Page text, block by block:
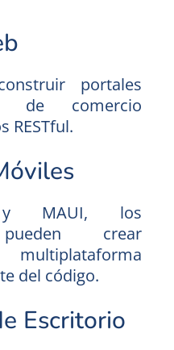
portales
de comercio
RESTful.
MAUI, los
pueden crear
del código.
Escritorio